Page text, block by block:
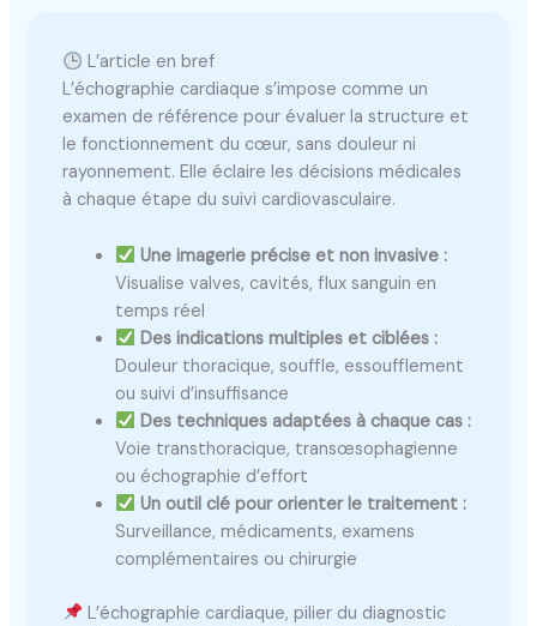
L’article en bref
L’échographie cardiaque s’impose comme un
examen de référence pour évaluer la structure et
le fonctionnement du cœur, sans douleur ni
rayonnement. Elle éclaire les décisions médicales
à chaque étape du suivi cardiovasculaire.
Une imagerie précise et non invasive :
Visualise valves, cavités, flux sanguin en
temps réel
Des indications multiples et ciblées :
Douleur thoracique, souffle, essoufflement
ou suivi d’insuffisance
Des techniques adaptées à chaque cas :
Voie transthoracique, transœsophagienne
ou échographie d’effort
Un outil clé pour orienter le traitement :
Surveillance, médicaments, examens
complémentaires ou chirurgie
L’échographie cardiaque, pilier du diagnostic